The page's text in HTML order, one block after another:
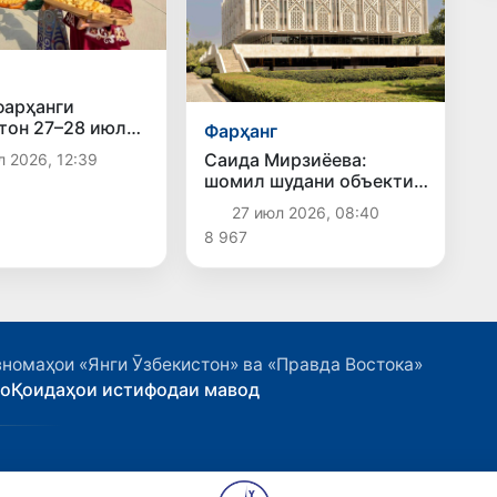
27–28 июл
мешаванд
2026, 12:39
Фарҳанг
Саида Мирзиёева:
шомил шудани объекти
меъмории модернистии
Тошканд ба Феҳристи
мероси ҷаҳонии
ЮНЕСКО пирӯзии
27 июл 2026, 08:40
8 967
«Янги Ӯзбекистон» ва «Правда Востока»
Қоидаҳои истифодаи мавод